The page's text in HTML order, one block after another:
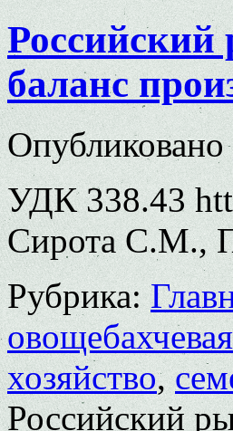
Российский
баланс
Опубликовано
УДК 338.43
Сирота С.М.,
Рубрика:
хозяйство,
Российский